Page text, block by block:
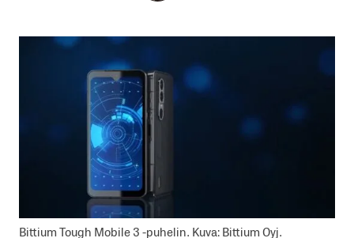
Bittium Tough Mobile 3 -puhelin. Kuva: Bittium Oyj.